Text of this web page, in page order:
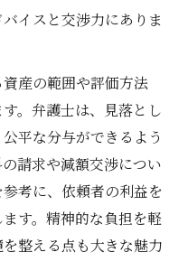
イスと交渉力にありま
産の範囲や評価方法
。弁護士は、見落とし
平な分与ができるよう
請求や減額交渉につい
考に、依頼者の利益を
す。精神的な負担を軽
整える点も大きな魅力